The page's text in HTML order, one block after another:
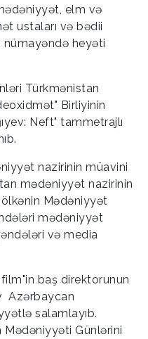
elm və
ustaları və bədii
heyəti
Türkmənistan
Birliyinin
Neft" tammetrajlı
nazirinin müavini
mədəniyyət nazirinin
Mədəniyyət
mədəniyyət
və media
baş direktorunun
Azərbaycan
salamlayıb.
Günlərini